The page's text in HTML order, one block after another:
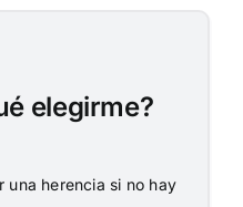
elegirme?
una herencia si no hay